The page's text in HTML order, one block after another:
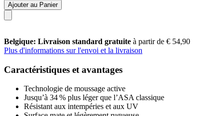
Ajouter au Panier
Belgique: Livraison standard gratuite à partir de € 54,90
Plus d'informations sur l'envoi et la livraison
Caractéristiques et avantages
Technologie de moussage active
Jusqu’à 34 % plus léger que l’ASA classique
Résistant aux intempéries et aux UV